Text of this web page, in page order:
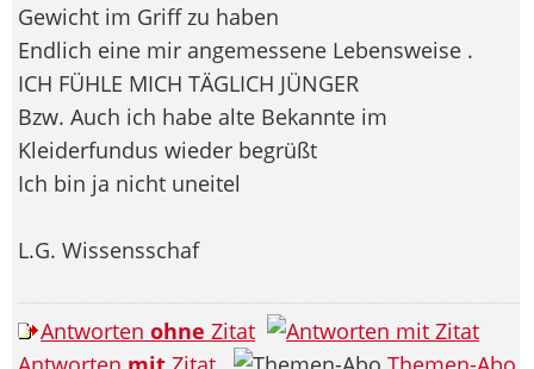
Gewicht im Griff zu haben
Endlich eine mir angemessene Lebensweise .
ICH FÜHLE MICH TÄGLICH JÜNGER
Bzw. Auch ich habe alte Bekannte im
Kleiderfundus wieder begrüßt
Ich bin ja nicht uneitel
L.G. Wissensschaf
Antworten ohne Zitat